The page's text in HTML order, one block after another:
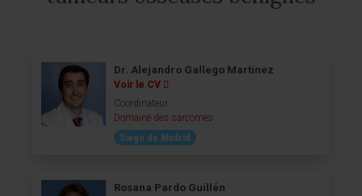
Dr. Alejandro Gallego Martínez
Voir le CV
Coordinateur
Domaine des sarcomes
Siège de Madrid
Rosana Pardo Guillén